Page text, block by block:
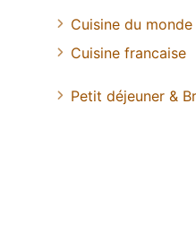
Cuisine du monde
Cuisine francaise
Petit déjeuner &